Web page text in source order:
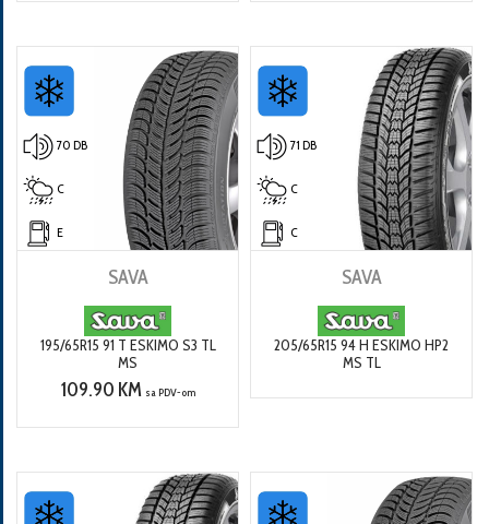
70 DB
C
E
SAVA
195/65R15 91 T ESKIMO S3 TL
MS
109.90 KM sa PDV-om
71 DB
C
C
SAVA
205/65R15 94 H ESKIMO HP2
MS TL